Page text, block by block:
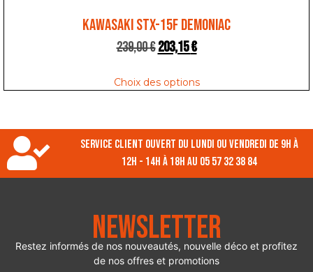
KAWASAKI STX-15F DEMONIAC
239,00€203,15€
Choix des options
Service client ouvert du lundi ou vendredi de 9h à
12h - 14h à 18h au 05 57 32 38 84
Newsletter
Restez informés de nos nouveautés, nouvelle déco et profitez
de nos offres et promotions